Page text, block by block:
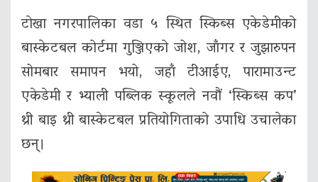
टाेखा नगरपालिका वडा ५ स्थित स्किब्स एकेडेमीको
बास्केटबल कोर्टमा गुञ्जिएको जोश, जाँगर र जुझारुपन
सोमबार समापन भयो, जहाँ टीआईए, पारामाउन्ट
एकेडेमी र भ्याली पब्लिक स्कूलले नवौं ‘स्किब्स कप’
थ्री बाइ थ्री बास्केटबल प्रतियोगिताको उपाधि उचालेका
छन्।